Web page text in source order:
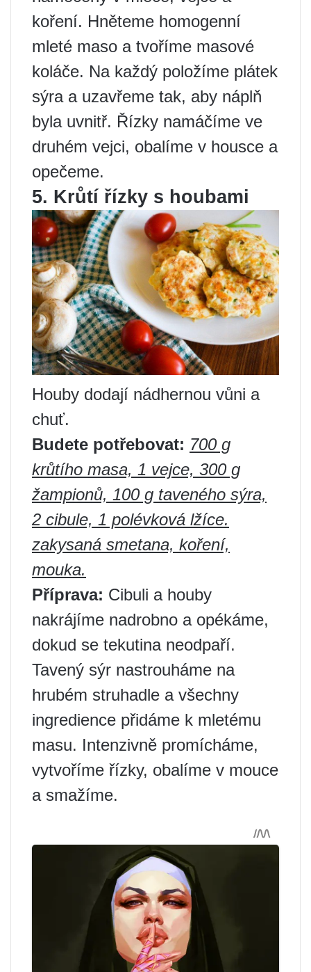
koření. Hněteme homogenní
mleté ​​maso a tvoříme masové
koláče. Na každý položíme plátek
sýra a uzavřeme tak, aby náplň
byla uvnitř. Řízky namáčíme ve
druhém vejci, obalíme v housce a
opečeme.
5. Krůtí řízky s houbami
Houby dodají nádhernou vůni a
chuť.
Budete potřebovat: 700 g
krůtího masa, 1 vejce, 300 g
žampionů, 100 g taveného sýra,
2 cibule, 1 polévková lžíce.
zakysaná smetana, koření,
mouka.
Příprava: Cibuli a houby
nakrájíme nadrobno a opékáme,
dokud se tekutina neodpaří.
Tavený sýr nastrouháme na
hrubém struhadle a všechny
ingredience přidáme k mletému
masu. Intenzivně promícháme,
vytvoříme řízky, obalíme v mouce
a smažíme.